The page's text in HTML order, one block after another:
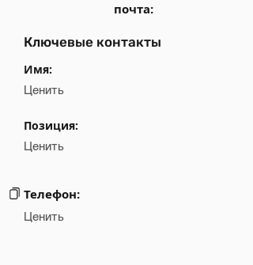
почта:
Ключевые контакты
Имя:
Ценить
Позиция:
Ценить
Телефон:
Ценить